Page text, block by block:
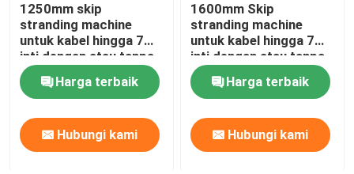
Mesin Tape Kabel
Peralatan Bantuan
1250mm skip
stranding machine
untuk kabel hingga 7
inti dengan atau tanpa
back-twist
Harga terbaik
Hubungi kami
1600mm Skip
stranding machine
untuk kabel hingga 7
inti dengan atau tanpa
backtwist
Harga terbaik
Hubungi kami